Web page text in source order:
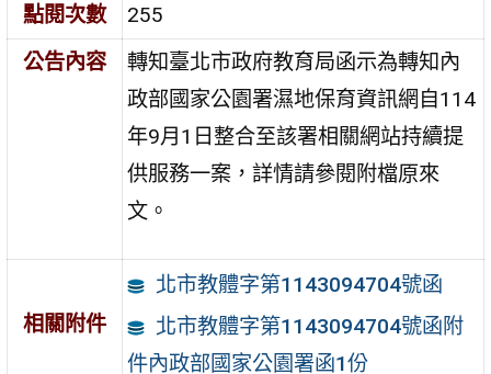
點閱次數
255
公告內容
轉知臺北市政府教育局函示為轉知內
政部國家公園署濕地保育資訊網自114
年9月1日整合至該署相關網站持續提
供服務一案，詳情請參閱附檔原來
文。
相關附件
北市教體字第1143094704號函
北市教體字第1143094704號函附
件內政部國家公園署函1份